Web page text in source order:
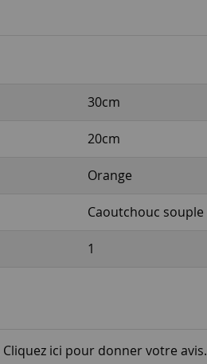
30cm
20cm
Orange
Caoutchouc souple
1
Cliquez ici pour donner votre avis.